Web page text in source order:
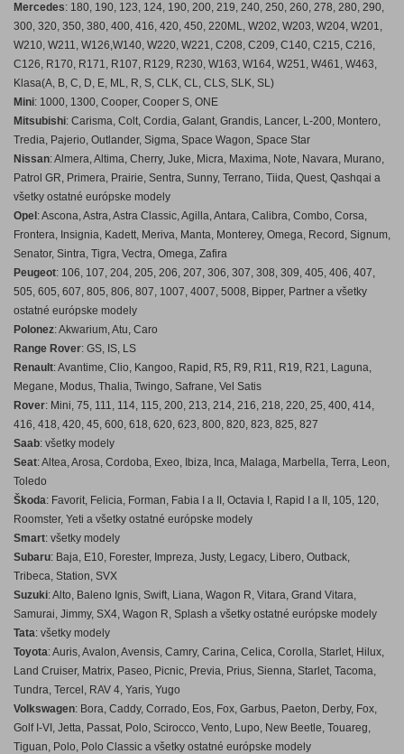
Mercedes: 180, 190, 123, 124, 190, 200, 219, 240, 250, 260, 278, 280, 290,
300, 320, 350, 380, 400, 416, 420, 450, 220ML, W202, W203, W204, W201,
W210, W211, W126,W140, W220, W221, C208, C209, C140, C215, C216,
C126, R170, R171, R107, R129, R230, W163, W164, W251, W461, W463,
Klasa(A, B, C, D, E, ML, R, S, CLK, CL, CLS, SLK, SL)
Mini: 1000, 1300, Cooper, Cooper S, ONE
Mitsubishi: Carisma, Colt, Cordia, Galant, Grandis, Lancer, L-200, Montero,
Tredia, Pajerio, Outlander, Sigma, Space Wagon, Space Star
Nissan: Almera, Altima, Cherry, Juke, Micra, Maxima, Note, Navara, Murano,
Patrol GR, Primera, Prairie, Sentra, Sunny, Terrano, Tiida, Quest, Qashqai a
všetky ostatné európske modely
Opel : Ascona, Astra, Astra Classic, Agilla, Antara, Calibra, Combo, Corsa,
Frontera, Insignia, Kadett, Meriva, Manta, Monterey, Omega, Record, Signum,
Senator, Sintra, Tigra, Vectra, Omega, Zafira
Peugeot: 106, 107, 204, 205, 206, 207, 306, 307, 308, 309, 405, 406, 407,
505, 605, 607, 805, 806, 807, 1007, 4007, 5008, Bipper, Partner a všetky
ostatné európske modely
Polonez: Akwarium, Atu, Caro
Range Rover: GS, IS, LS
Renault: Avantime, Clio, Kangoo, Rapid, R5, R9, R11, R19, R21, Laguna,
Megane, Modus, Thalia, Twingo, Safrane, Vel Satis
Rover: Mini, 75, 111, 114, 115, 200, 213, 214, 216, 218, 220, 25, 400, 414,
416, 418, 420, 45, 600, 618, 620, 623, 800, 820, 823, 825, 827
Saab: všetky modely
Seat: Altea, Arosa, Cordoba, Exeo, Ibiza, Inca, Malaga, Marbella, Terra, Leon,
Toledo
Škoda: Favorit, Felicia, Forman, Fabia I a II, Octavia I, Rapid I a II, 105, 120,
Roomster, Yeti a všetky ostatné európske modely
Smart: všetky modely
Subaru: Baja, E10, Forester, Impreza, Justy, Legacy, Libero, Outback,
Tribeca, Station, SVX
Suzuki: Alto, Baleno Ignis, Swift, Liana, Wagon R, Vitara, Grand Vitara,
Samurai, Jimmy, SX4, Wagon R, Splash a všetky ostatné európske modely
Tata: všetky modely
Toyota: Auris, Avalon, Avensis, Camry, Carina, Celica, Corolla, Starlet, Hilux,
Land Cruiser, Matrix, Paseo, Picnic, Previa, Prius, Sienna, Starlet, Tacoma,
Tundra, Tercel, RAV 4, Yaris, Yugo
Volkswagen: Bora, Caddy, Corrado, Eos, Fox, Garbus, Paeton, Derby, Fox,
Golf I-VI, Jetta, Passat, Polo, Scirocco, Vento, Lupo, New Beetle, Touareg,
Tiguan, Polo, Polo Classic a všetky ostatné európske modely